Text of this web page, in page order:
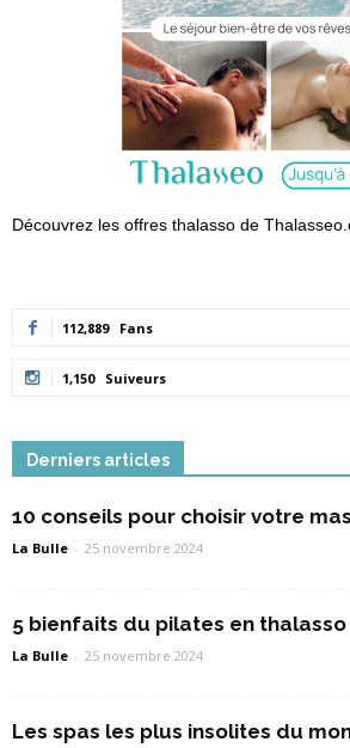
Découvrez les offres thalasso de
112,889 Fans
1,150 Suiveurs
Derniers articles
10 conseils pour choisir votre
La Bulle - 25 novembre 2024
5 bienfaits du pilates en thalasso
La Bulle - 25 novembre 2024
Les spas les plus insolites du